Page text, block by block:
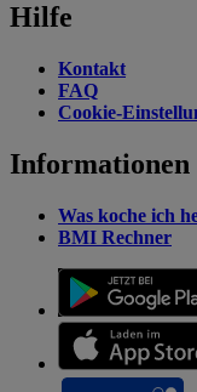
Hilfe
Kontakt
FAQ
Cookie-
Informationen
Was koche ich
BMI Rechner